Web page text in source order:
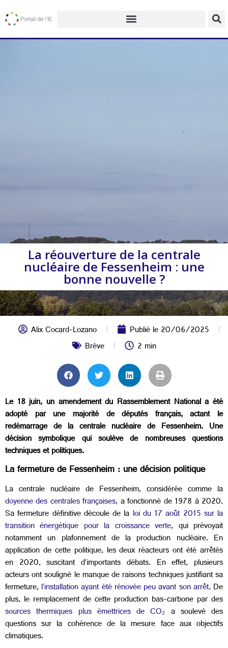
La réouverture de la centrale
nucléaire de Fessenheim : une
bonne nouvelle ?
Alix Cocard-Lozano Publié le20/06/2025
Brève
2 min
Le 18 juin, un amendement du Rassemblement National a été
adopté par une majorité de députés français, actant le
redémarrage de la centrale nucléaire de Fessenheim. Une
décision symbolique qui soulève de nombreuses questions
techniques et politiques.
La fermeture de Fessenheim : une décision politique
La centrale nucléaire de Fessenheim, considérée comme la
doyenne des centrales françaises, a fonctionné de 1978 à 2020.
Sa fermeture définitive découle de la loi du 17 août 2015 sur la
transition énergétique pour la croissance verte, qui prévoyait
notamment un plafonnement de la production nucléaire. En
application de cette politique, les deux réacteurs ont été arrêtés
en 2020, suscitant d’importants débats. En effet, plusieurs
acteurs ont souligné le manque de raisons techniques justifiant sa
fermeture,l’installation ayant été rénovée peu avant son arrêt. De
plus, le remplacement de cette production bas-carbone par des
sources thermiques plus émettrices de CO₂ a soulevé des
questions sur la cohérence de la mesure face aux objectifs
climatiques.